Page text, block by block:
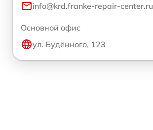
info@krd.franke-repair-center.ru
Основной офис
ул. Будённого, 123